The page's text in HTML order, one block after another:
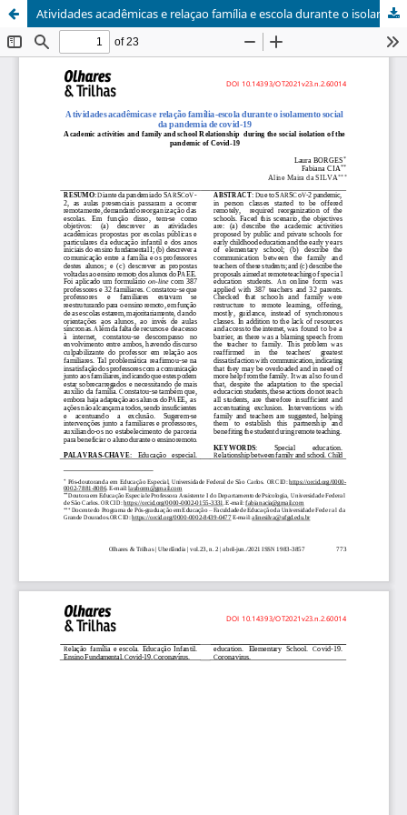
Atividades acadêmicas e relaçao família e escola durante o isolamento social da pandemia de Covid-19